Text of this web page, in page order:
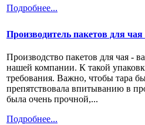
Подробнее...
Производитель пакетов для
Производство пакетов для чая -
нашей компании. К такой
требования. Важно, чтобы тара
препятствовала впитыванию в
была очень прочной,...
Подробнее...